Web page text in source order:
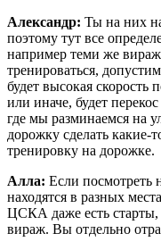
Александр: Ты на них
поэтому тут все
например теми же
тренироваться,
будет высокая скорость
или иначе, будет
где мы разминаемся на
дорожку сделать какие-
тренировку на дорожке.
Алла: Если посмотреть
находятся в разных
ЦСКА даже есть
вираж. Вы отдельно